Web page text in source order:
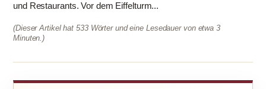
und Restaurants. Vor dem Eiffelturm...
(Dieser Artikel hat 533 Wörter und eine Lesedauer von etwa 3
Minuten.)